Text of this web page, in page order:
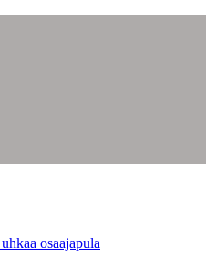
osaajapula